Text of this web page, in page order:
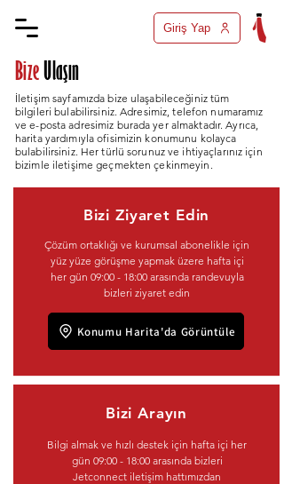
Giriş Yap
BizeUlaşın
İletişim sayfamızda bize ulaşabileceğiniz tüm
bilgileri bulabilirsiniz. Adresimiz, telefon numaramız
ve e-posta adresimiz burada yer almaktadır. Ayrıca,
harita yardımıyla ofisimizin konumunu kolayca
bulabilirsiniz. Her türlü sorunuz ve ihtiyaçlarınız için
bizimle iletişime geçmekten çekinmeyin.
Bizi Ziyaret Edin
Çözüm ortaklığı ve kurumsal abonelikle için
yüz yüze görüşme yapmak üzere hafta içi
her gün 09:00 - 18:00 arasında randevuyla
bizleri ziyaret edin
Konumu Harita'da Görüntüle
Bizi Arayın
Bilgi almak ve hızlı destek için hafta içi her
gün 09:00 - 18:00 arasında bizleri
Jetconnect iletişim hattımızdan